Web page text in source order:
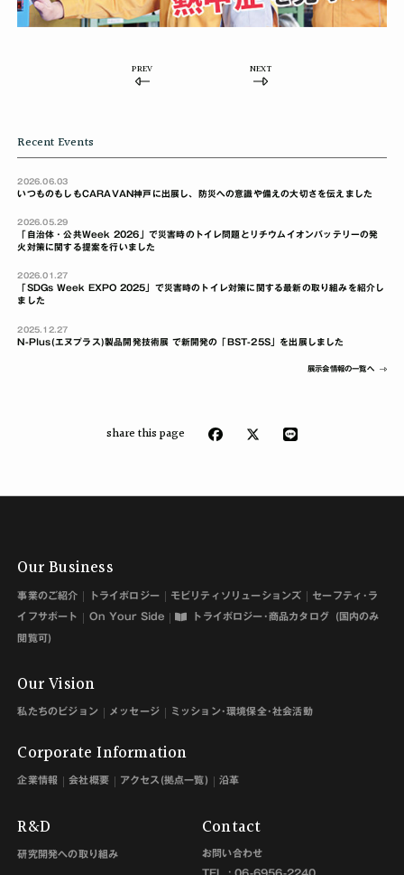
PREV NEXT
Recent Events
2026.06.03
いつものもしもCARAVAN神戸に出展し、防災への意識や備えの大切さを伝えました
2026.05.29
「自治体・公共Week 2026」で災害時のトイレ問題とリチウムイオンバッテリーの発
火対策に関する提案を行いました
2026.01.27
「SDGs Week EXPO 2025」で災害時のトイレ対策に関する最新の取り組みを紹介し
ました
2025.12.27
N-Plus(エヌプラス)製品開発技術展 で新開発の「BST-25S」を出展しました
展示会情報の一覧へ
share this page
Our Business
事業のご紹介 トライボロジー モビリティソリューションズ セーフティ･ラ
イフサポート On Your Side トライボロジー･商品カタログ (国内のみ
閲覧可)
Our Vision
私たちのビジョン メッセージ ミッション･環境保全･社会活動
Corporate Information
企業情報 会社概要 アクセス(拠点一覧) 沿革
R&D
研究開発への取り組み
Contact
お問い合わせ